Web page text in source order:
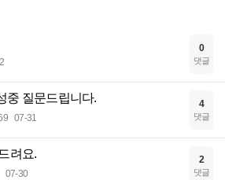
0
댓글
중 질문드립니다.
07-31
4
댓글
려요.
07-30
2
댓글